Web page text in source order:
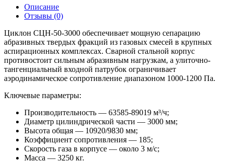
Описание
Отзывы (0)
Циклон СЦН-50-3000 обеспечивает мощную сепарацию
абразивных твердых фракций из газовых смесей в крупных
аспирационных комплексах. Сварной стальной корпус
противостоит сильным абразивным нагрузкам, а улиточно-
тангенциальный входной патрубок ограничивает
аэродинамическое сопротивление диапазоном 1000-1200 Па.
Ключевые параметры:
Производительность — 63585-89019 м³/ч;
Диаметр цилиндрической части — 3000 мм;
Высота общая — 10920/9830 мм;
Коэффициент сопротивления — 185;
Скорость газа в корпусе — около 3 м/с;
Масса — 3250 кг.